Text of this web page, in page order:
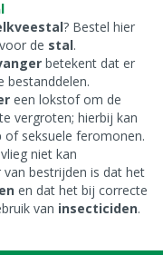
? Bestel hier
voor de stal.
betekent dat er
bestanddelen.
een lokstof om de
vergroten; hierbij kan
of seksuele feromonen.
niet kan
bestrijden is dat het
en dat het bij correcte
van insecticiden.